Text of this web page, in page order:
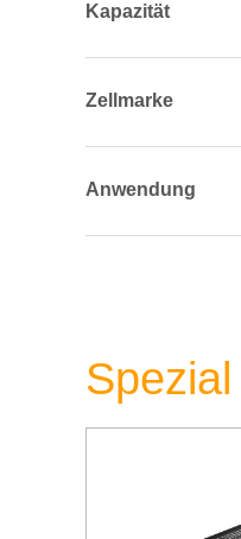
Kapazität
Zellmarke
Anwendung